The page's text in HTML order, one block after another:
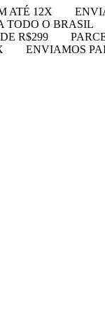
ATÉ 12X
TODO O BRASIL
R$299
ENVIAMOS